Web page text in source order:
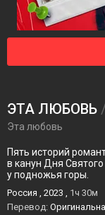
ЭТА ЛЮБОВЬ
Эта любовь
Пять историй
в канун Дня
у подножья горы.
Россия , 2023 , 1ч 30м
Перевод: